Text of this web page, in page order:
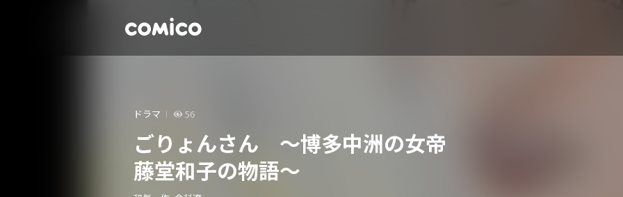
ドラマ 56
ごりょんさん ～博多中洲の女帝
藤堂和子の物語～